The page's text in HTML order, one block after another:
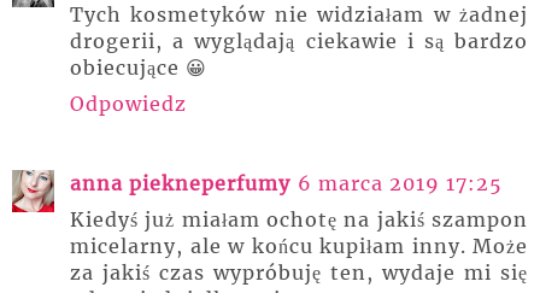
Tych kosmetyków nie widziałam w żadnej
drogerii, a wyglądają ciekawie i są bardzo
obiecujące 😀
Odpowiedz
anna piekneperfumy 6 marca 2019 17:25
Kiedyś już miałam ochotę na jakiś szampon
micelarny, ale w końcu kupiłam inny. Może
za jakiś czas wypróbuję ten, wydaje mi się